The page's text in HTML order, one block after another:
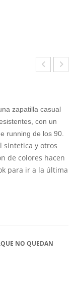
RAY
SPE
ED
AC
S
3.0
zapatilla casual
con un
running de los 90.
sintetica y otros
de colores hacen
para ir a la última
NO QUEDAN